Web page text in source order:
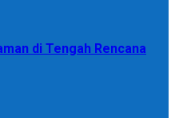
di Tengah Rencana